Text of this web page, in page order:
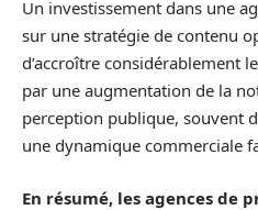
Un investissement dans une
sur une stratégie de contenu
d’accroître considérablement
par une augmentation de la
perception publique, souvent
une dynamique commerciale
En résumé, les agences de